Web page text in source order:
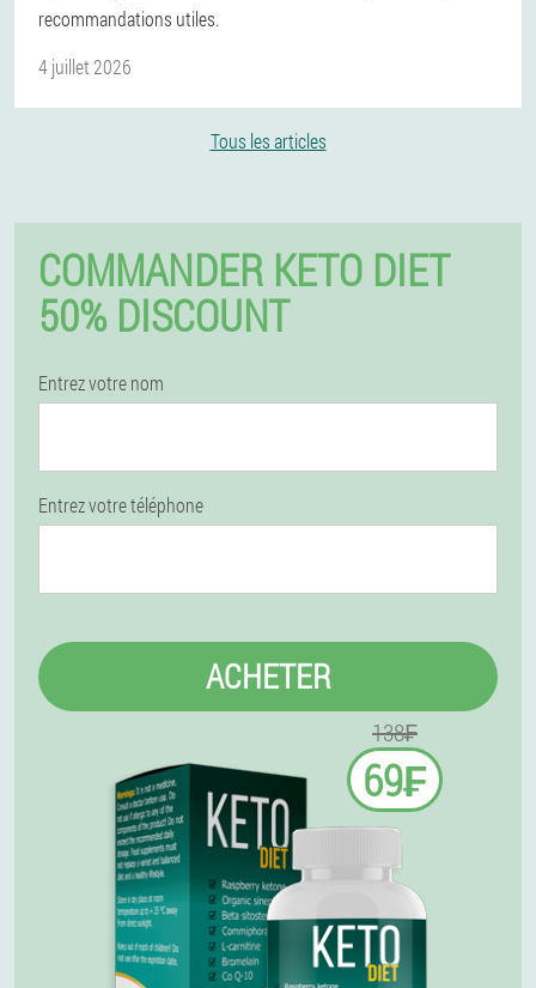
recommandations utiles.
4 juillet 2026
Tous les articles
COMMANDER KETO DIET
50% DISCOUNT
Entrez votre nom
Entrez votre téléphone
ACHETER
138₣
69₣